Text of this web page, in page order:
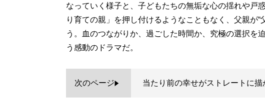
なっていく様子と、子どもたちの無垢な心の揺れや戸
り育ての親」を押し付けるようなこともなく、父親が
う。血のつながりか、過ごした時間か、究極の選択を
う感動のドラマだ。
次のページ 当たり前の幸せがストレートに描